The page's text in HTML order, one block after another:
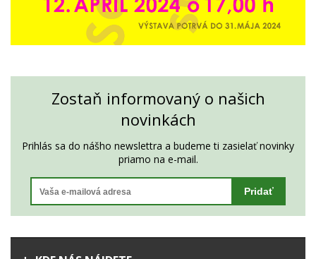
Zostaň informovaný o našich
novinkách
Prihlás sa do nášho newslettra a budeme ti zasielať novinky
priamo na e-mail.
Pridať